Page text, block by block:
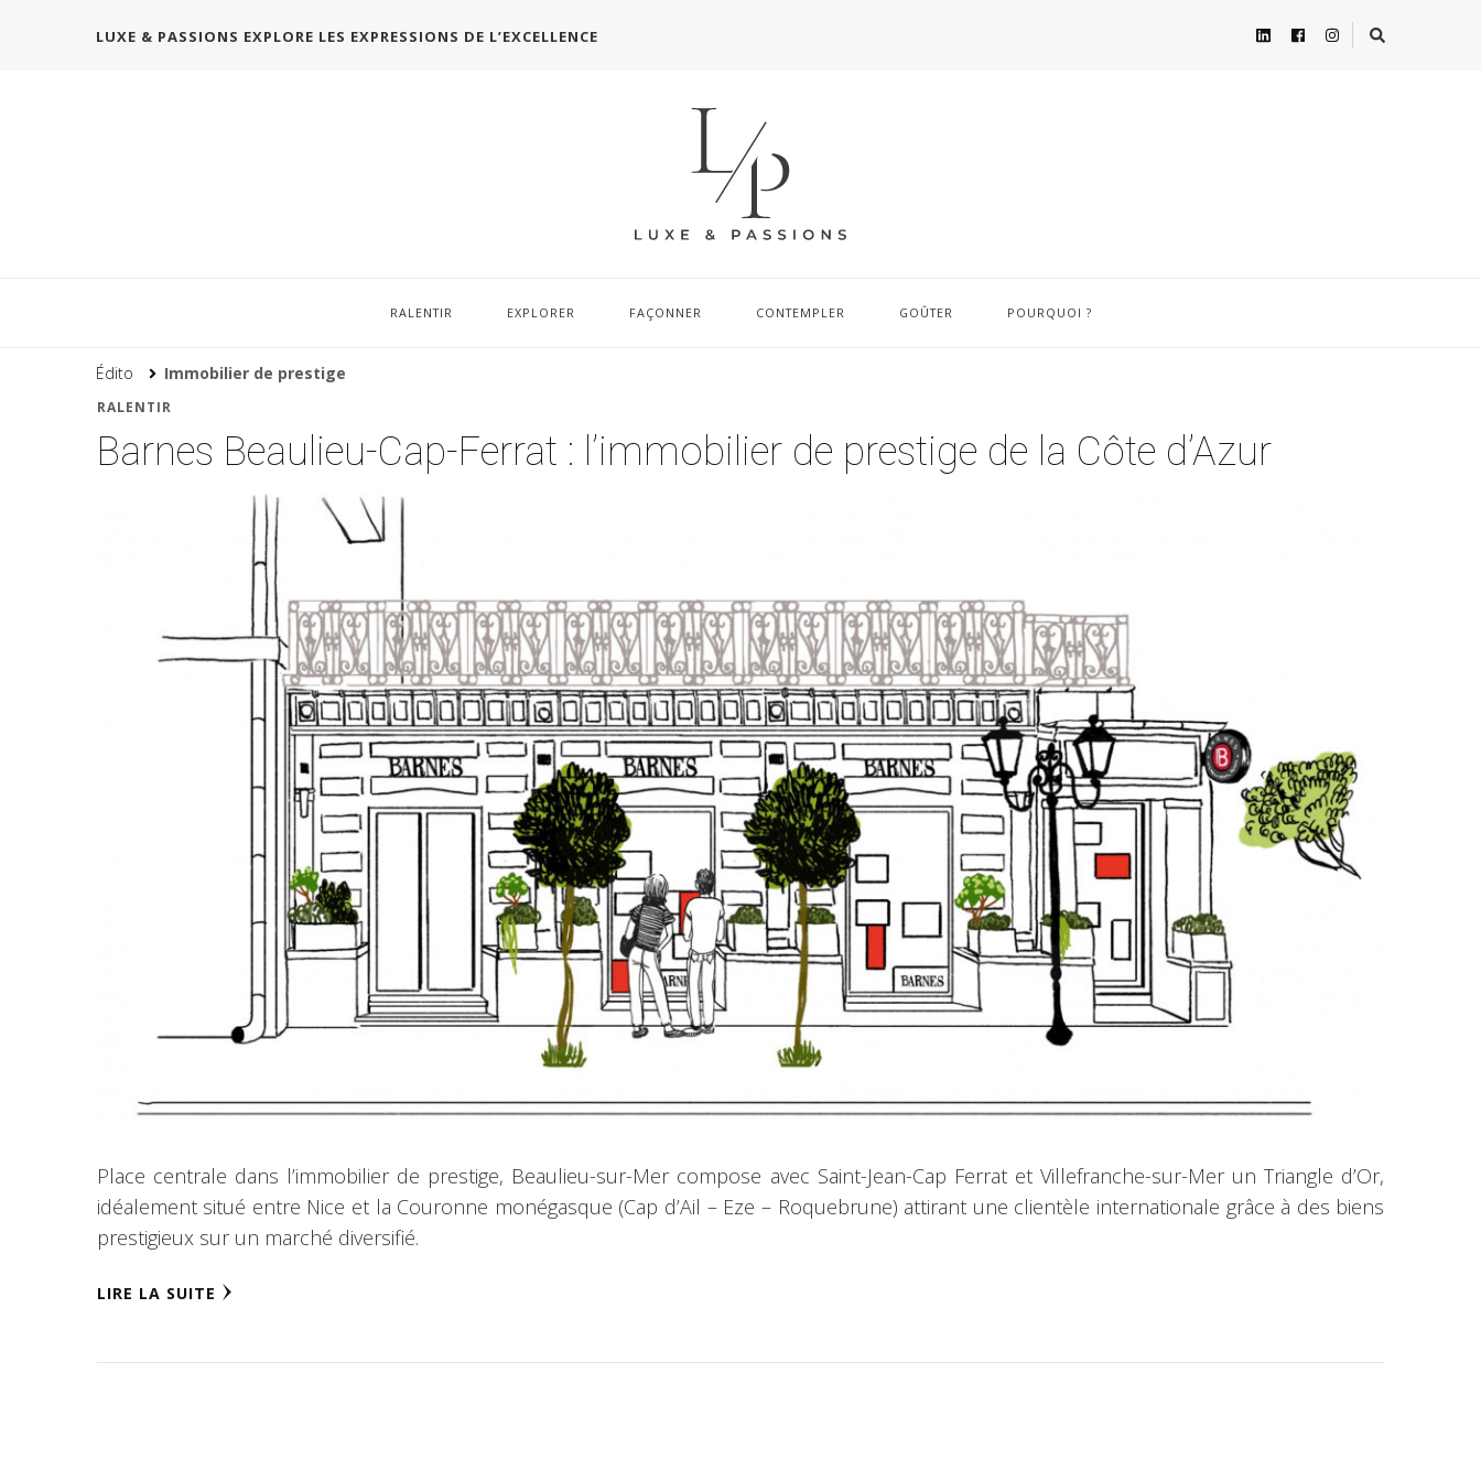
LUXE & PASSIONS EXPLORE LES EXPRESSIONS DE L’EXCELLENCE
RALENTIR EXPLORER FAÇONNER CONTEMPLER GOÛTER POURQUOI ?
Édito Immobilier de prestige
RALENTIR
Barnes Beaulieu-Cap-Ferrat : l’immobilier de prestige de la Côte d’Azur
Place centrale dans l’immobilier de prestige, Beaulieu-sur-Mer compose avec Saint-Jean-Cap Ferrat et Villefranche-sur-Mer un Triangle d’Or,
idéalement situé entre Nice et la Couronne monégasque (Cap d’Ail – Eze – Roquebrune) attirant une clientèle internationale grâce à des biens
prestigieux sur un marché diversifié.
LIRE LA SUITE